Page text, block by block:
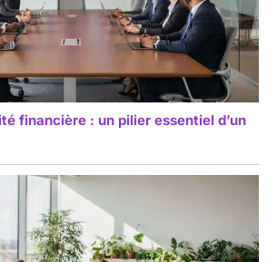
financière : un pilier essentiel d’un